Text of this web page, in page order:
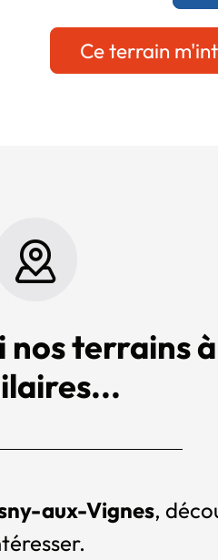
Ce terrain
nos terrains
aux-Vignes,